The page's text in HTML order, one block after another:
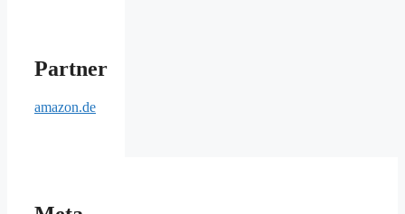
Partner
amazon.de